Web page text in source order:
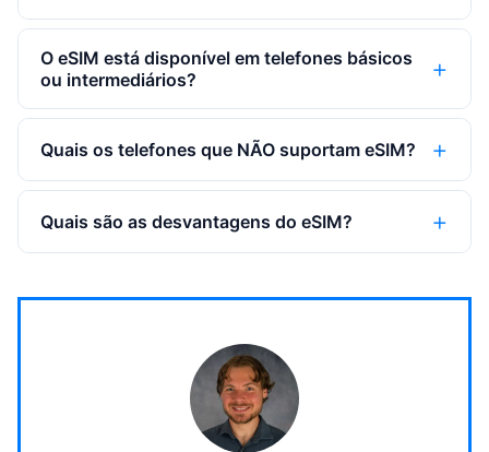
O eSIM está disponível em telefones básicos
ou intermediários?
Quais os telefones que NÃO suportam eSIM?
Quais são as desvantagens do eSIM?